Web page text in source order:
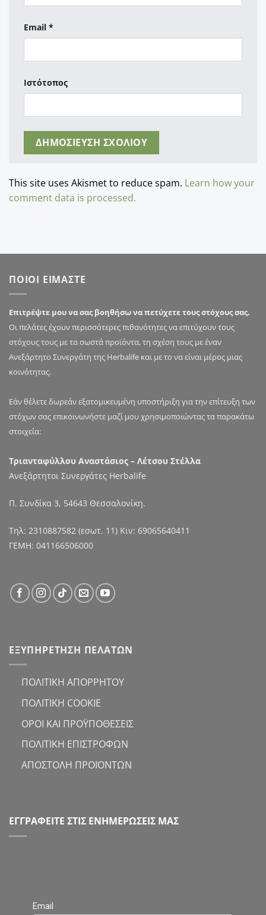
Email *
Ιστότοπος
This site uses Akismet to reduce spam. Learn how your
comment data is processed.
ΠΟΙΟΙ ΕΙΜΑΣΤΕ
Επιτρέψτε μου να σας βοηθήσω να πετύχετε τους στόχους σας.
Οι πελάτες έχουν περισσότερες πιθανότητες να επιτύχουν τους
στόχους τους με τα σωστά προϊόντα, τη σχέση τους με έναν
Ανεξάρτητο Συνεργάτη της Herbalife και με το να είναι μέρος μιας
κοινότητας.
Εάν θέλετε δωρεάν εξατομικευμένη υποστήριξη για την επίτευξη των
στόχων σας επικοινωνήστε μαζί μου χρησιμοποιώντας τα παρακάτω
στοιχεία:
Τριανταφύλλου Αναστάσιος – Λέτσου Στέλλα
Ανεξάρτητοι Συνεργάτες Herbalife
Π. Συνδίκα 3, 54643 Θεσσαλονίκη.
Τηλ: 2310887582 (εσωτ. 11) Κιν: 69065640411
ΓΕΜΗ: 041166506000
ΕΞΥΠΗΡΕΤΗΣΗ ΠΕΛΑΤΩΝ
ΠΟΛΙΤΙΚΗ ΑΠΟΡΡΗΤΟΥ
ΠΟΛΙΤΙΚΗ COOKIE
ΟΡΟΙ ΚΑΙ ΠΡΟΫΠΟΘΕΣΕΙΣ
ΠΟΛΙΤΙΚΗ ΕΠΙΣΤΡΟΦΩΝ
ΑΠΟΣΤΟΛΗ ΠΡΟΪΟΝΤΩΝ
ΕΓΓΡΑΦΕΙΤΕ ΣΤΙΣ ΕΝΗΜΕΡΩΣΕΙΣ ΜΑΣ